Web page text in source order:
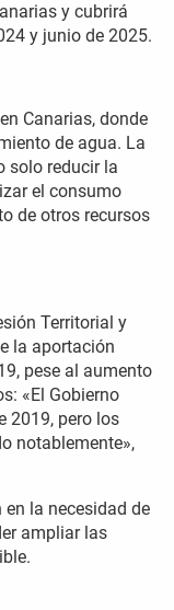
y cubrirá
y junio de 2025.
Canarias, donde
de agua. La
solo reducir la
el consumo
de otros recursos
Territorial y
la aportación
pese al aumento
«El Gobierno
2019, pero los
notablemente»,
la necesidad de
ampliar las